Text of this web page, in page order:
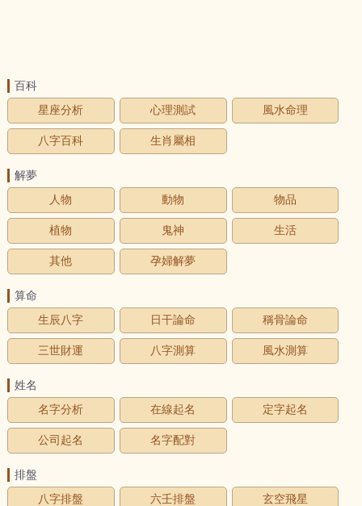
百科
星座分析
心理測試 風水命理
八字百科 生肖屬相
解夢
人物
動物 物品
植物 鬼神 生活
其他 孕婦解夢
算命
生辰八字
日干論命 稱骨論命
三世財運 八字測算 風水測算
姓名
名字分析
在線起名 定字起名
公司起名 名字配對
排盤
八字排盤
六壬排盤 玄空飛星